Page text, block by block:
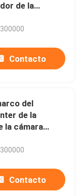
de la
del aire
Contacto
del
de la
la cámara
tela revestida
Contacto